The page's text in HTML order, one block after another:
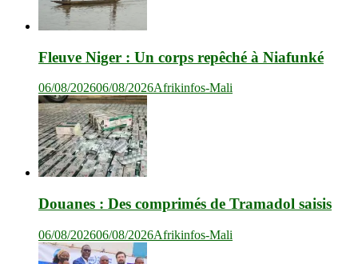
Fleuve Niger : Un corps repêché à Niafunké
06/08/202606/08/2026Afrikinfos-Mali
Douanes : Des comprimés de Tramadol saisis
06/08/202606/08/2026Afrikinfos-Mali